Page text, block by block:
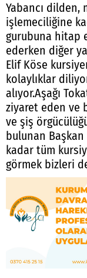
Yabancı
işlemeciliğine
gurubuna hitap
ederken diğer
Elif Köse
kolaylıklar
alıyor.Aşağı
ziyaret eden ve
ve şiş
bulunan Başkan
kadar tüm
görmek bizleri